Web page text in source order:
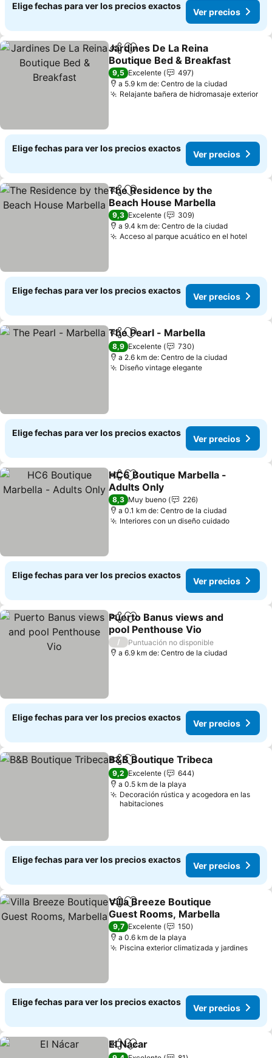
Elige fechas para ver los precios exactos
Ver precios
CompartirAgregar a favoritos
Jardines De La Reina
Boutique Bed & Breakfast
9,5 Excelente
497
a 5.9 km de: Centro de la ciudad
Relajante bañera de hidromasaje exterior
Elige fechas para ver los precios exactos
Ver precios
Compartir
Agregar a favoritos
The Residence by the
Beach House Marbella
9,3 Excelente
309
a 9.4 km de: Centro de la ciudad
Acceso al parque acuático en el hotel
Elige fechas para ver los precios exactos
Ver precios
CompartirAgregar a favoritos
The Pearl - Marbella
8,9 Excelente
730
a 2.6 km de: Centro de la ciudad
Diseño vintage elegante
Elige fechas para ver los precios exactos
Ver precios
CompartirAgregar a favoritos
HC6 Boutique Marbella -
Adults Only
8,3 Muy bueno
226
a 0.1 km de: Centro de la ciudad
Interiores con un diseño cuidado
Elige fechas para ver los precios exactos
Ver precios
CompartirAgregar a favoritos
Puerto Banus views and
pool Penthouse Vio
/
Puntuación no disponible
a 6.9 km de: Centro de la ciudad
Elige fechas para ver los precios exactos
Ver precios
CompartirAgregar a favoritos
B&B Boutique Tribeca
9,2 Excelente
644
a 0.5 km de la playa
Decoración rústica y acogedora en las
habitaciones
Elige fechas para ver los precios exactos
Ver precios
CompartirAgregar a favoritos
Villa Breeze Boutique
Guest Rooms, Marbella
9,7 Excelente
150
a 0.6 km de la playa
Piscina exterior climatizada y jardines
Elige fechas para ver los precios exactos
Ver precios
CompartirAgregar a favoritos
El Nácar